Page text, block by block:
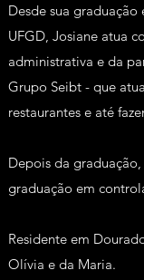
Desde sua
UFGD, Josiane atua
administrativa e da
Grupo Seibt - que
restaurantes e até
Depois da
graduação em
Residente em
Olívia e da Maria.